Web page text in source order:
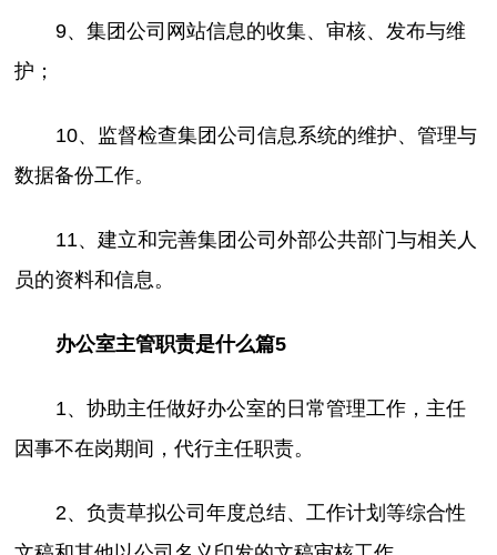
9、集团公司网站信息的收集、审核、发布与维
护；
10、监督检查集团公司信息系统的维护、管理与
数据备份工作。
11、建立和完善集团公司外部公共部门与相关人
员的资料和信息。
办公室主管职责是什么篇5
1、协助主任做好办公室的日常管理工作，主任
因事不在岗期间，代行主任职责。
2、负责草拟公司年度总结、工作计划等综合性